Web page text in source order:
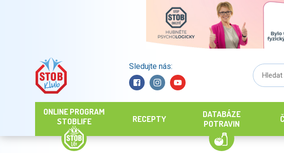
Sledujte nás:
ONLINE PROGRAM
STOBLIFE
RECEPTY
DATABÁZE
POTRAVIN